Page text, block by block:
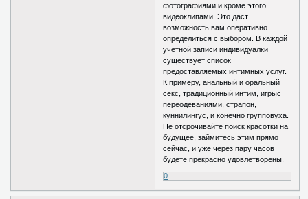
фотографиями и кроме этого
видеоклипами. Это даст
возможность вам оперативно
определиться с выбором. В каждой
учетной записи индивидуалки
существует список
предоставляемых интимных услуг.
К примеру, анальный и оральный
секс, традиционный интим, игрыс
переодеваниями, страпон,
куннилингус, и конечно групповуха.
Не отсрочивайте поиск красотки на
будущее, займитесь этим прямо
сейчас, и уже через пару часов
будете прекрасно удовлетворены.
0